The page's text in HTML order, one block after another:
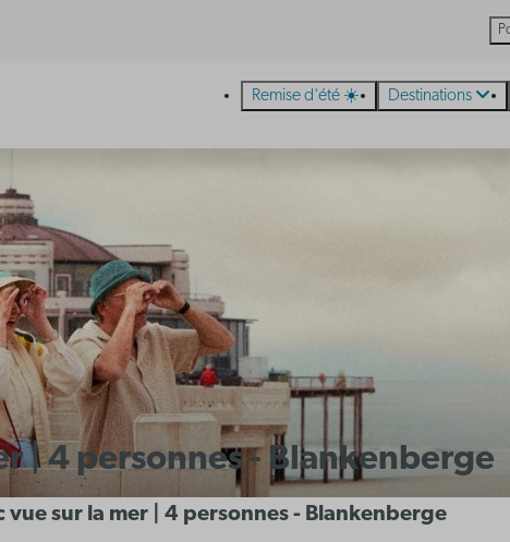
Remise d'été ☀️ Destinations
| 4 personnes - Blankenberge
vue sur la mer | 4 personnes - Blankenberge